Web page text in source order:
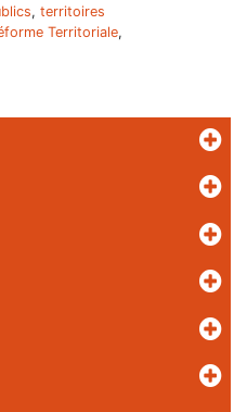
, territoires
Territoriale,